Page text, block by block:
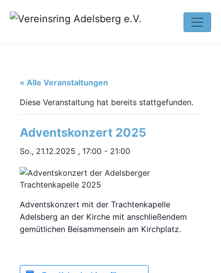
« Alle Veranstaltungen
Diese Veranstaltung hat bereits stattgefunden.
Adventskonzert 2025
So., 21.12.2025 , 17:00 - 21:00
Adventskonzert mit der Trachtenkapelle
Adelsberg an der Kirche mit anschließendem
gemütlichen Beisammensein am Kirchplatz.